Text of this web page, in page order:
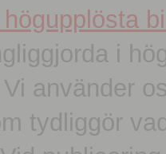
i
Vi använder
tydliggör